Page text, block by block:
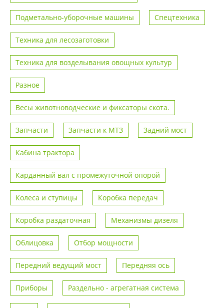
Подметально-уборочные машины Спецтехника
Техника для лесозаготовки
Техника для возделывания овощных культур
Разное
Весы животноводческие и фиксаторы скота.
Запчасти Запчасти к МТЗ Задний мост
Кабина трактора
Карданный вал с промежуточной опорой
Колеса и ступицы Коробка передач
Коробка раздаточная Механизмы дизеля
Облицовка Отбор мощности
Передний ведущий мост Передняя ось
Приборы Раздельно - агрегатная система